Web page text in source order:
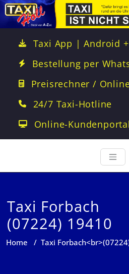
Taxi App | Android
Bestellung per
Preisrechner /
24/7 Taxi-Hotline
Online-Kundenportal
Taxi Forbach
(07224) 19410
Home / Taxi